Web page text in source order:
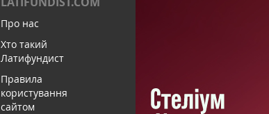
Про нас
Хто такий
Латифундист
Правила
користування
сайтом